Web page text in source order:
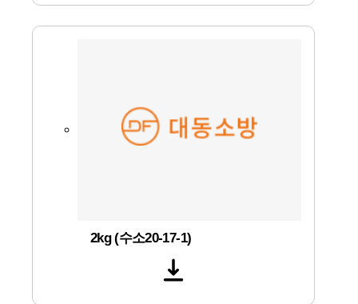
2kg (수소20-17-1)